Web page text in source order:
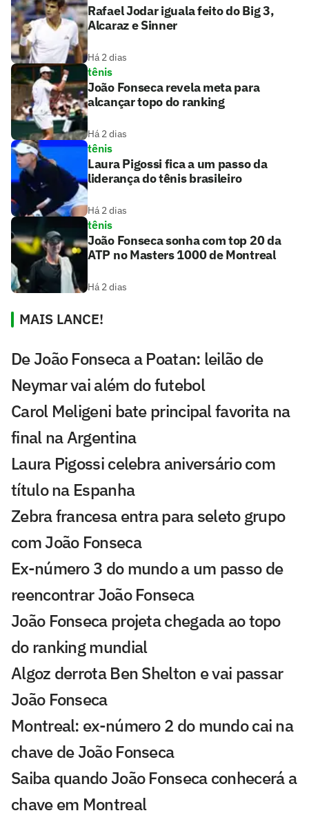
Rafael Jodar iguala feito do Big 3,
Alcaraz e Sinner
Há 2 dias
tênis
João Fonseca revela meta para
alcançar topo do ranking
Há 2 dias
tênis
Laura Pigossi fica a um passo da
liderança do tênis brasileiro
Há 2 dias
tênis
João Fonseca sonha com top 20 da
ATP no Masters 1000 de Montreal
Há 2 dias
MAIS LANCE!
De João Fonseca a Poatan: leilão de
Neymar vai além do futebol
Carol Meligeni bate principal favorita na
final na Argentina
Laura Pigossi celebra aniversário com
título na Espanha
Zebra francesa entra para seleto grupo
com João Fonseca
Ex-número 3 do mundo a um passo de
reencontrar João Fonseca
João Fonseca projeta chegada ao topo
do ranking mundial
Algoz derrota Ben Shelton e vai passar
João Fonseca
Montreal: ex-número 2 do mundo cai na
chave de João Fonseca
Saiba quando João Fonseca conhecerá a
chave em Montreal